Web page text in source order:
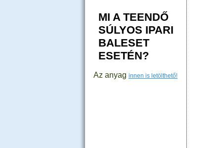
MI A TEENDŐ
SÚLYOS IPARI
BALESET
ESETÉN?
Az anyag innen is letölthető!